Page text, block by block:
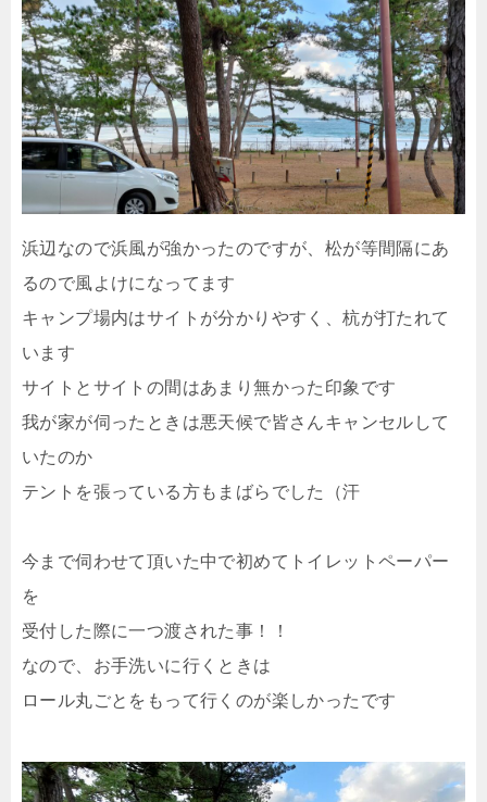
浜辺なので浜風が強かったのですが、松が等間隔にあ
るので風よけになってます
キャンプ場内はサイトが分かりやすく、杭が打たれて
います
サイトとサイトの間はあまり無かった印象です
我が家が伺ったときは悪天候で皆さんキャンセルして
いたのか
テントを張っている方もまばらでした（汗
今まで伺わせて頂いた中で初めてトイレットペーパー
を
受付した際に一つ渡された事！！
なので、お手洗いに行くときは
ロール丸ごとをもって行くのが楽しかったです